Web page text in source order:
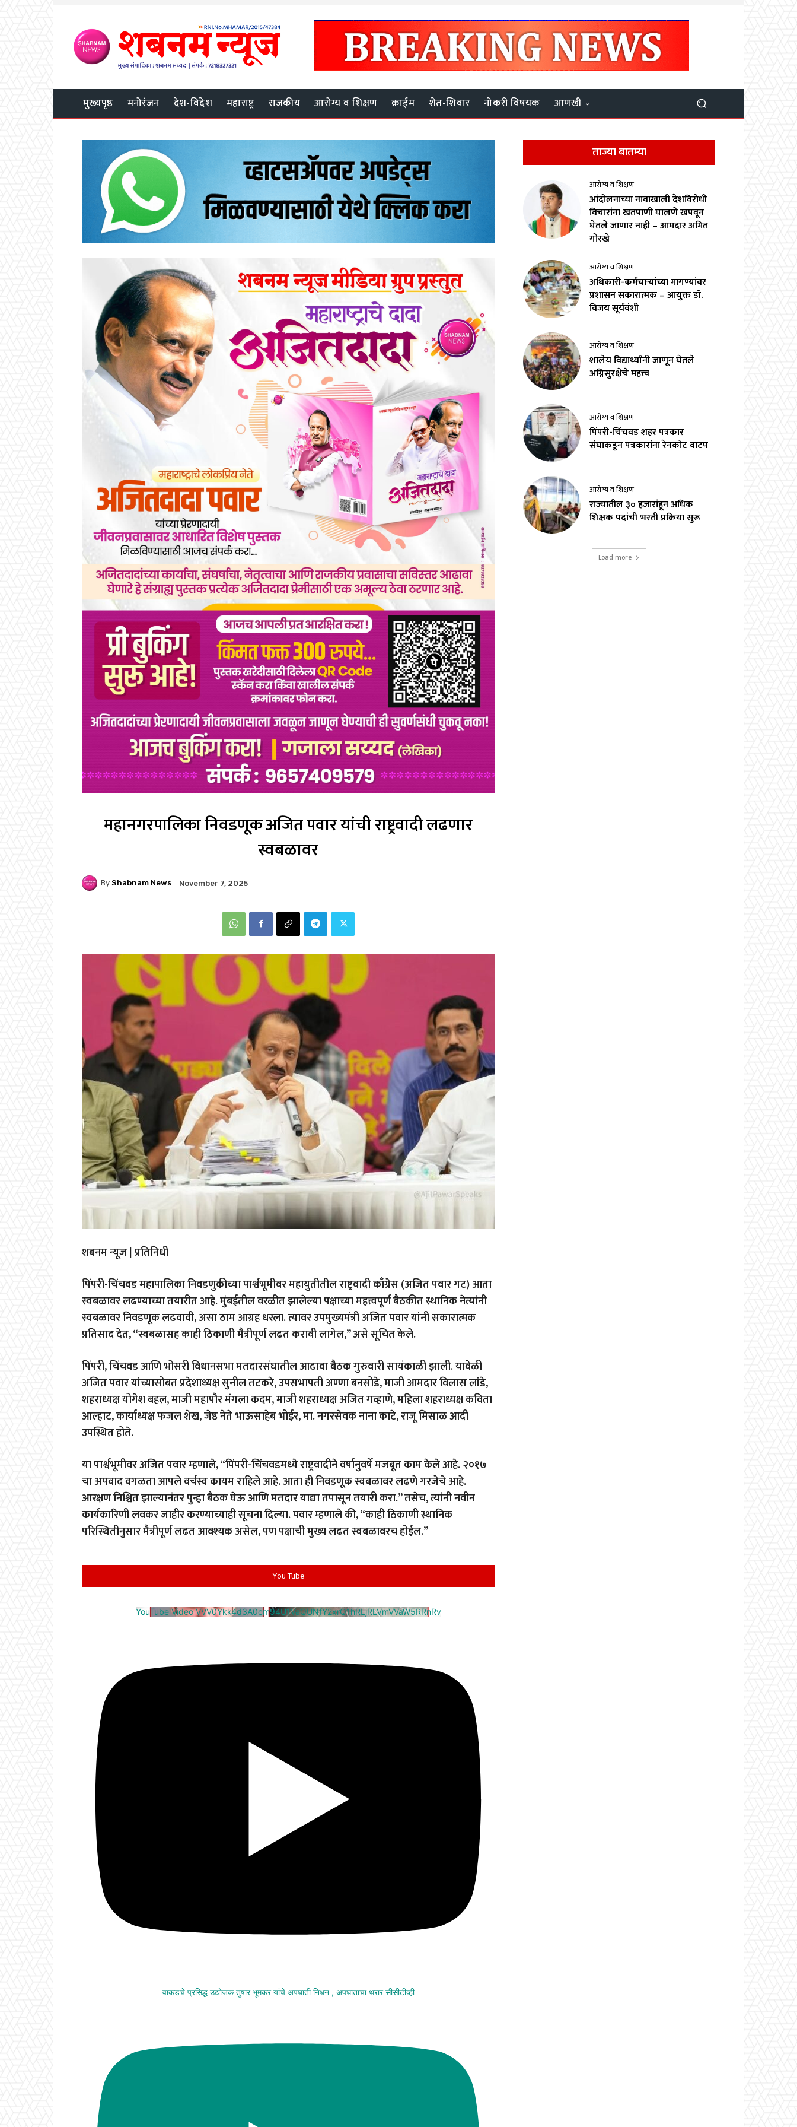
मुख्यपृष्ठ मनोरंजन देश-विदेश महाराष्ट्र राजकीय आरोग्य व शिक्षण क्राईम शेत-शिवार नोकरी विषयक आणखी
महानगरपालिका निवडणूक अजित पवार यांची राष्ट्रवादी लढणार
स्वबळावर
By Shabnam News November 7, 2025
शबनम न्यूज | प्रतिनिधी
पिंपरी-चिंचवड महापालिका निवडणुकीच्या पार्श्वभूमीवर महायुतीतील राष्ट्रवादी काँग्रेस (अजित पवार गट) आता
स्वबळावर लढण्याच्या तयारीत आहे. मुंबईतील वरळीत झालेल्या पक्षाच्या महत्त्वपूर्ण बैठकीत स्थानिक नेत्यांनी
स्वबळावर निवडणूक लढवावी, असा ठाम आग्रह धरला. त्यावर उपमुख्यमंत्री अजित पवार यांनी सकारात्मक
प्रतिसाद देत, “स्वबळासह काही ठिकाणी मैत्रीपूर्ण लढत करावी लागेल,” असे सूचित केले.
पिंपरी, चिंचवड आणि भोसरी विधानसभा मतदारसंघातील आढावा बैठक गुरुवारी सायंकाळी झाली. यावेळी
अजित पवार यांच्यासोबत प्रदेशाध्यक्ष सुनील तटकरे, उपसभापती अण्णा बनसोडे, माजी आमदार विलास लांडे,
शहराध्यक्ष योगेश बहल, माजी महापौर मंगला कदम, माजी शहराध्यक्ष अजित गव्हाणे, महिला शहराध्यक्ष कविता
आल्हाट, कार्याध्यक्ष फजल शेख, जेष्ठ नेते भाऊसाहेब भोईर, मा. नगरसेवक नाना काटे, राजू मिसाळ आदी
उपस्थित होते.
या पार्श्वभूमीवर अजित पवार म्हणाले, “पिंपरी-चिंचवडमध्ये राष्ट्रवादीने वर्षानुवर्षे मजबूत काम केले आहे. २०१७
चा अपवाद वगळता आपले वर्चस्व कायम राहिले आहे. आता ही निवडणूक स्वबळावर लढणे गरजेचे आहे.
आरक्षण निश्चित झाल्यानंतर पुन्हा बैठक घेऊ आणि मतदार याद्या तपासून तयारी करा.” तसेच, त्यांनी नवीन
कार्यकारिणी लवकर जाहीर करण्याच्याही सूचना दिल्या. पवार म्हणाले की, “काही ठिकाणी स्थानिक
परिस्थितीनुसार मैत्रीपूर्ण लढत आवश्यक असेल, पण पक्षाची मुख्य लढत स्वबळावरच होईल.”
You Tube
YouTube Video VVV0Ykk4d3A0cm94U1VaQUNfY2xrQ1hRLjRLVmVVaW5RRnRv
वाकडचे प्रसिद्ध उद्योजक तुषार भूमकर यांचे अपघाती निधन , अपघाताचा थरार सीसीटीव्ही
ताज्या बातम्या
आरोग्य व शिक्षण
आंदोलनाच्या नावाखाली देशविरोधी
विचारांना खतपाणी घालणे खपवून
घेतले जाणार नाही – आमदार अमित
गोरखे
आरोग्य व शिक्षण
अधिकारी-कर्मचाऱ्यांच्या मागण्यांवर
प्रशासन सकारात्मक – आयुक्त डॉ.
विजय सूर्यवंशी
आरोग्य व शिक्षण
शालेय विद्यार्थ्यांनी जाणून घेतले
अग्निसुरक्षेचे महत्त्व
आरोग्य व शिक्षण
पिंपरी-चिंचवड शहर पत्रकार
संघाकडून पत्रकारांना रेनकोट वाटप
आरोग्य व शिक्षण
राज्यातील ३० हजारांहून अधिक
शिक्षक पदांची भरती प्रक्रिया सुरू
Load more